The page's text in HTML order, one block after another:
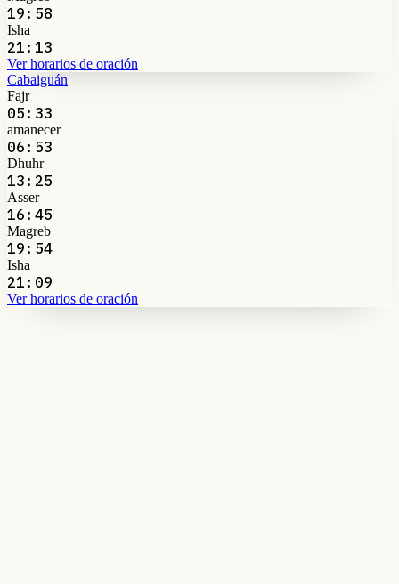
19:58
Isha
21:13
Ver horarios de oración
Cabaiguán
Fajr
05:33
amanecer
06:53
Dhuhr
13:25
Asser
16:45
Magreb
19:54
Isha
21:09
Ver horarios de oración